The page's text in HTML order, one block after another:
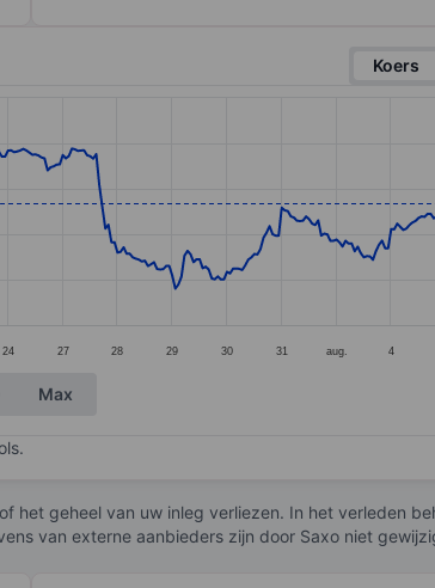
Koers
24 27 28 29 30 31 aug. 4
Max
het geheel van uw inleg verliezen. In het verleden
van externe aanbieders zijn door Saxo niet